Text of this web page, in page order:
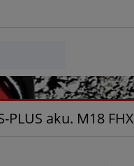
PLUS aku. M18 FHX